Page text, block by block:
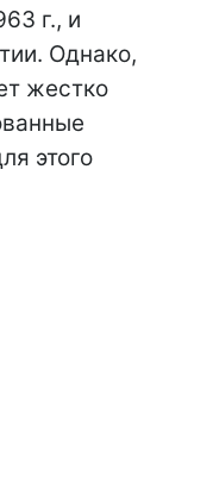
г., и
Однако,
жестко
этого